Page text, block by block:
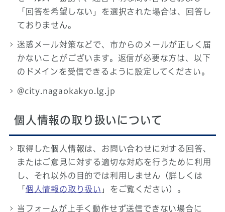
「回答を希望しない」を選択された場合は、回答し
ておりません。
迷惑メール対策などで、市からのメールが正しく届
かないことがございます。返信が必要な方は、以下
のドメインを受信できるように設定してください。
@city.nagaokakyo.lg.jp
個人情報の取り扱いについて
取得した個人情報は、お問い合わせに対する回答、
またはご意見に対する適切な対応を行うために利用
し、それ以外の目的では利用しません（詳しくは
「 個人情報の取り扱い 」をご覧ください）。
当フォームが上手く動作せず送信できない場合に